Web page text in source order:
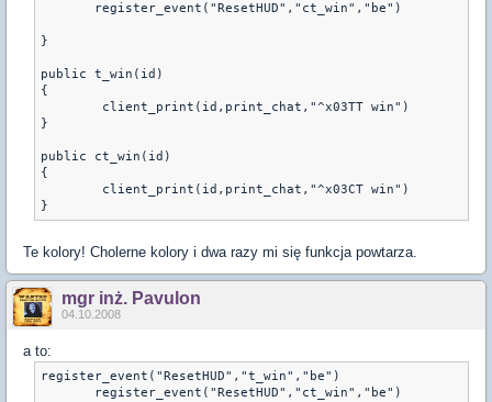
       register_event("ResetHUD","ct_win","be")
}
public t_win(id)
{
}
public ct_win(id)
{
Te kolory! Cholerne kolory i dwa razy mi się funkcja powtarza.
mgr inż. Pavulon
04.10.2008
a to:
register_event("ResetHUD","t_win","be")
       register_event("ResetHUD","ct_win","be")